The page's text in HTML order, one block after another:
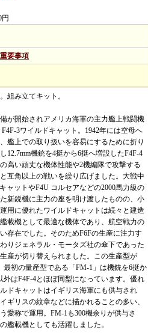
円
要事項
組み立てキット。
が開始されアメリカ海軍の主力艦上戦闘機
3ワイルドキャット。1942年には空母へ
艦上での取り扱いを容易にするために折り
12.7mm機銃を4挺から6挺へ増設したF4F-4
高い頑丈な機体性能や2機編隊で攻撃する
互角以上の戦いを繰り広げました。大戦中
ャットやF4U コルセアなどの2000馬力級の
新鋭機に主力の座を明け渡したものの、小
用に優れたワイルドキャットは続々と建造
載機として最適な機体であり、航空戦力の
存在でした。そのためF6Fの生産に注力す
りジェネラル・モータズ社の傘下であった
産が切り替えられました。この生産型が
最初の量産型である「FM-1」は機銃を6挺か
外はF4F-4とほぼ同型になっています。優れ
ドキャットはイギリス海軍にも供与され
ギリスの紋章などに描かれることの多い、
愛称で運用。FM-1も300機余りが供与さ
艦載機としても活躍しました。